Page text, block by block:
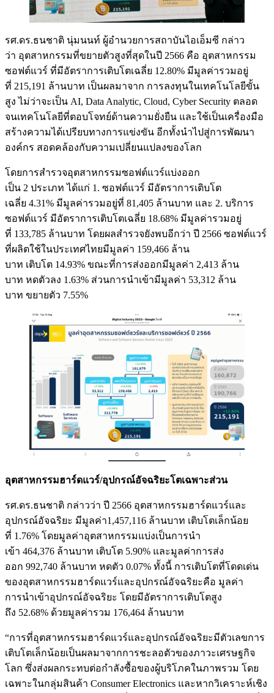
รศ.ดร.ธนชาติ นุ่มนนท์ ผู้อำนวยการสถาบันไอเอ็มซี กล่าว
ว่า อุตสาหกรรมที่ขยายตัวสูงที่สุดในปี 2566 คือ อุตสาหกรรม
ซอฟต์แวร์ ที่มีอัตราการเติบโตเฉลี่ย 12.80% มีมูลค่ารวมอยู่
ที่ 215,191 ล้านบาท เป็นผลมาจาก การลงทุนในเทคโนโลยีขั้น
สูง ไม่ว่าจะเป็น AI, Data Analytic, Cloud, Cyber Security ตลอด
จนเทคโนโลยีที่ตอบโจทย์ด้านความยั่งยืน และใช้เป็นเครื่องมือ
สร้างความได้เปรียบทางการแข่งขัน อีกทั้งนำไปสู่การพัฒนา
องค์กร สอดคล้องกับความเปลี่ยนแปลงของโลก
โดยการสำรวจอุตสาหกรรมซอฟต์แวร์แบ่งออก
เป็น 2 ประเภท ได้แก่ 1. ซอฟต์แวร์ มีอัตราการเติบโต
เฉลี่ย 4.31% มีมูลค่ารวมอยู่ที่ 81,405 ล้านบาท และ 2. บริการ
ซอฟต์แวร์ มีอัตราการเติบโตเฉลี่ย 18.68% มีมูลค่ารวมอยู่
ที่ 133,785 ล้านบาท โดยผลสำรวจยังพบอีกว่า ปี 2566 ซอฟต์แวร์
ที่ผลิตใช้ในประเทศไทยมีมูลค่า 159,466 ล้าน
บาท เติบโต 14.93% ขณะที่การส่งออกมีมูลค่า 2,413 ล้าน
บาท หดตัวลง 1.63% ส่วนการนำเข้ามีมูลค่า 53,312 ล้าน
บาท ขยายตัว 7.55%
อุตสาหกรรมฮาร์ดแวร์/อุปกรณ์อัจฉริยะโตเฉพาะส่วน
รศ.ดร.ธนชาติ กล่าวว่า ปี 2566 อุตสาหกรรมฮาร์ดแวร์และ
อุปกรณ์อัจฉริยะ มีมูลค่า1,457,116 ล้านบาท เติบโตเล็กน้อย
ที่ 1.76% โดยมูลค่าอุตสาหกรรมแบ่งเป็นการนำ
เข้า 464,376 ล้านบาท เติบโต 5.90% และมูลค่าการส่ง
ออก 992,740 ล้านบาท หดตัว 0.07% ทั้งนี้ การเติบโตที่โดดเด่น
ของอุตสาหกรรมฮาร์ดแวร์และอุปกรณ์อัจฉริยะคือ มูลค่า
การนำเข้าอุปกรณ์อัจฉริยะ โดยมีอัตราการเติบโตสูง
ถึง 52.68% ด้วยมูลค่ารวม 176,464 ล้านบาท
“การที่อุตสาหกรรมฮาร์ดแวร์และอุปกรณ์อัจฉริยะมีตัวเลขการ
เติบโตเล็กน้อยเป็นผลมาจากการชะลอตัวของภาวะเศรษฐกิจ
โลก ซึ่งส่งผลกระทบต่อกำลังซื้อของผู้บริโภคในภาพรวม โดย
เฉพาะในกลุ่มสินค้า Consumer Electronics และหากวิเคราะห์เชิง